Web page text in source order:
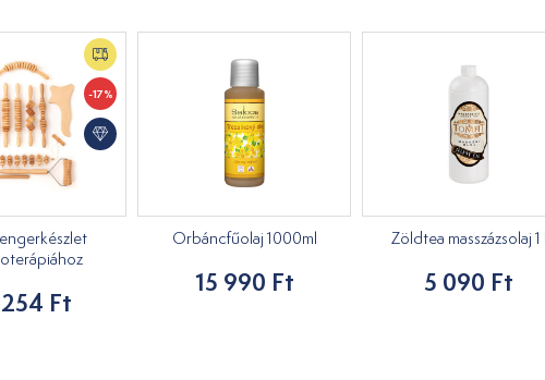
-17%
Ft
Orbáncfűolaj 1000ml
15 990 Ft
Zöldtea masszázsolaj 1 l
5 090 Ft